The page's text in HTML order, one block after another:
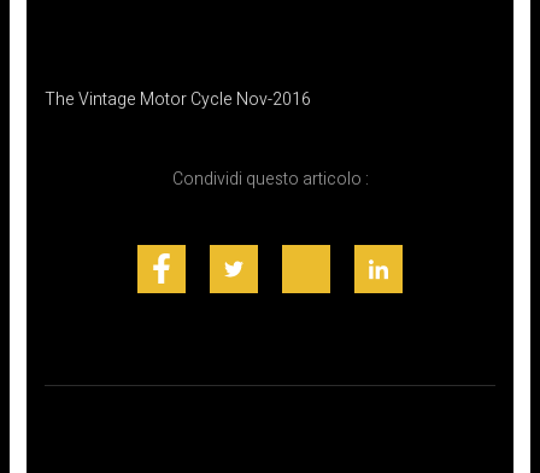
The Vintage Motor Cycle Nov-2016
Condividi questo articolo :